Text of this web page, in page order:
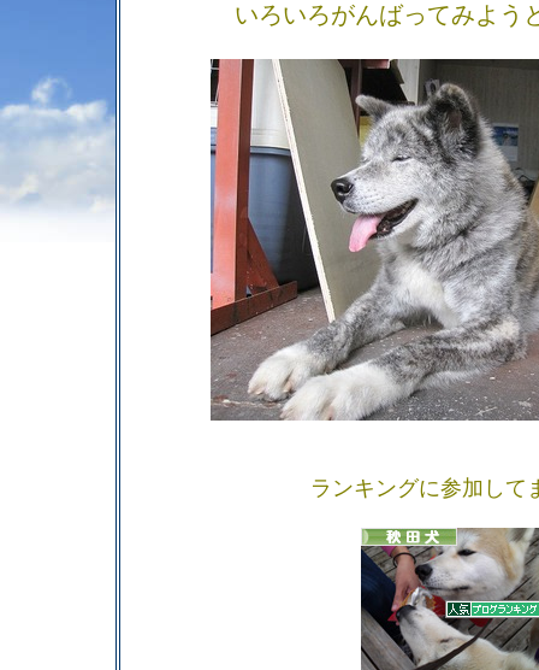
いろいろがんばってみよう
ランキングに参加して